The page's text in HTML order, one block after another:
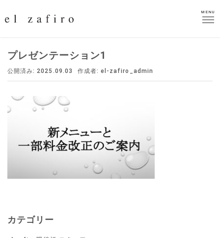
MENU
MENU
プレゼンテーション1
公開済み: 2025.09.03 作成者:el-zafiro_admin
カテゴリー